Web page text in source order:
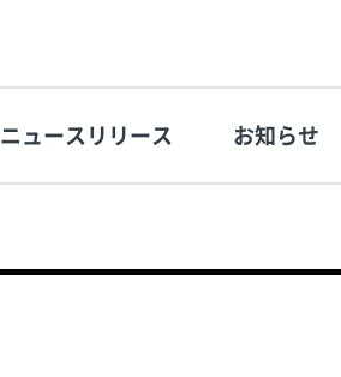
ニュースリリース お知らせ